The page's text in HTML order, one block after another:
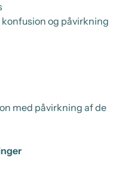
og påvirkning
med påvirkning af de